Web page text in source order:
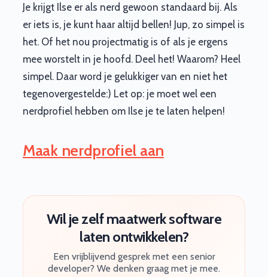
Je krijgt Ilse er als nerd gewoon standaard bij. Als
er iets is, je kunt haar altijd bellen! Jup, zo simpel is
het. Of het nou projectmatig is of als je ergens
mee worstelt in je hoofd. Deel het! Waarom? Heel
simpel. Daar word je gelukkiger van en niet het
tegenovergestelde:) Let op: je moet wel een
nerdprofiel hebben om Ilse je te laten helpen!
Maak nerdprofiel aan
Wil je zelf maatwerk software
laten ontwikkelen?
Een vrijblijvend gesprek met een senior
developer? We denken graag met je mee.